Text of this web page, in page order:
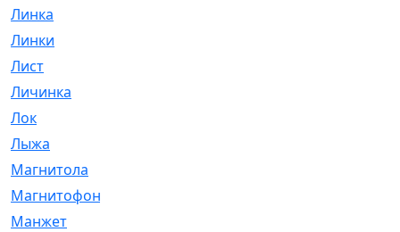
Линка
Линки
Лист
Личинка
Лок
Лыжа
Магнитола
Магнитофон
Манжет